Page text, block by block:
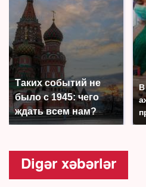
Таких событий не
было с 1945: чего
ждать всем нам?
В
Digər xəbərlər